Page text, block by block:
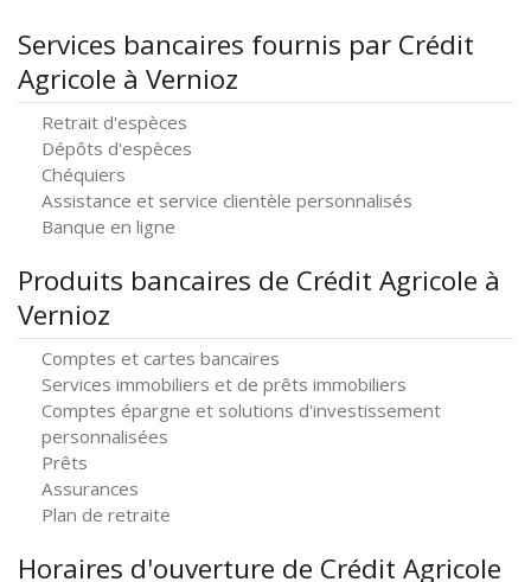
Services bancaires fournis par Crédit
Agricole à Vernioz
Retrait d'espèces
Dépôts d'espèces
Chéquiers
Assistance et service clientèle personnalisés
Banque en ligne
Produits bancaires de Crédit Agricole à
Vernioz
Comptes et cartes bancaires
Services immobiliers et de prêts immobiliers
Comptes épargne et solutions d'investissement
personnalisées
Prêts
Assurances
Plan de retraite
Horaires d'ouverture de Crédit Agricole